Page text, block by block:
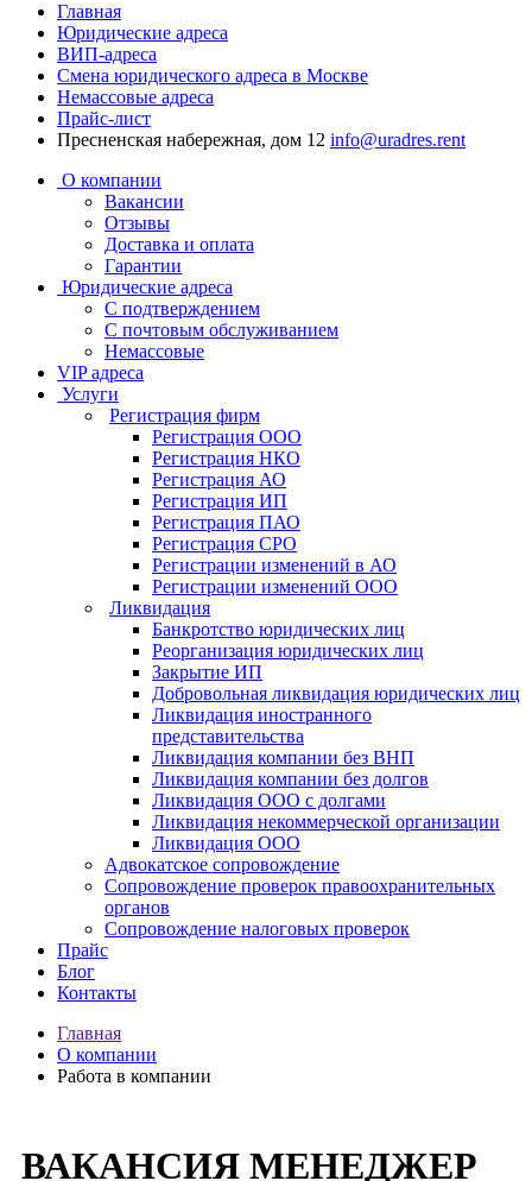
Главная
Юридические адреса
ВИП-адреса
Смена юридического адреса в Москве
Немассовые адреса
Прайс-лист
Пресненская набережная, дом 12 info@uradres.rent
О компании
Вакансии
Отзывы
Доставка и оплата
Гарантии
Юридические адреса
С подтверждением
С почтовым обслуживанием
Немассовые
VIP адреса
Услуги
Регистрация фирм
Регистрация OOO
Регистрация НКО
Регистрация АО
Регистрация ИП
Регистрация ПАО
Регистрация СРО
Регистрации изменений в АО
Регистрации изменений ООО
Ликвидация
Банкротство юридических лиц
Реорганизация юридических лиц
Закрытие ИП
Добровольная ликвидация юридических лиц
Ликвидация иностранного
представительства
Ликвидация компании без ВНП
Ликвидация компании без долгов
Ликвидация ООО с долгами
Ликвидация некоммерческой организации
Ликвидация ООО
Адвокатское сопровождение
Сопровождение проверок правоохранительных
органов
Сопровождение налоговых проверок
Прайс
Блог
Контакты
Главная
О компании
Работа в компании
ВАКАНСИЯ МЕНЕДЖЕР